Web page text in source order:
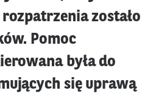
zostało
Pomoc
była do
się uprawą